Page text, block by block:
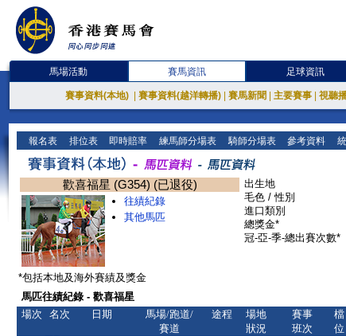
馬場活動 賽馬資訊 足球資訊
賽事資料(本地) 賽事資料(越洋轉播) 賽馬新聞 主要賽事 視聽
報名表 排位表 即時賠率 練馬師分場表 騎師分場表 參考資料
歡喜福星 (G354) (已退役)
往績紀錄
其他馬匹
出生地
毛色 / 性別
進口類別
總獎金*
冠-亞-季-總出賽次數*
*包括本地及海外賽績及獎金
馬匹往績紀錄 - 歡喜福星
場次
名次 日期
馬場/跑道/
賽道
途程
場地
狀況
賽事
班次
檔
位